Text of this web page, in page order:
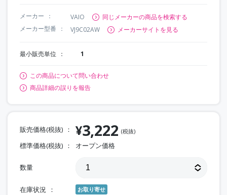
メーカー VAIO
同じメーカーの商品を検索する
メーカー型番
VJ9C02AW メーカーサイトを見る
最小販売単位 1
この商品について問い合わせ
商品詳細の誤りを報告
販売価格(税抜) ¥3,222 (税抜)
標準価格(税抜) オープン価格
数量
在庫状況 お取り寄せ